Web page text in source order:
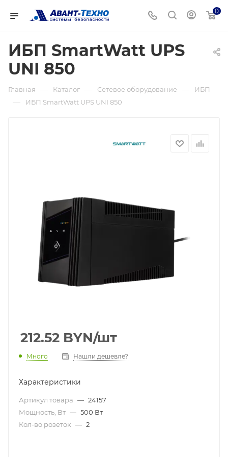
0
ИБП SmartWatt UPS
UNI 850
Главная — Каталог — Сетевое оборудование — ИБП
— ИБП SmartWatt UPS UNI 850
212.52 BYN/шт
Много Нашли дешевле?
Характеристики
Артикул товара — 24157
Мощность, Вт — 500 Вт
Кол-во розеток — 2